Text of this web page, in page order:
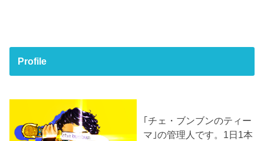
Profile
｢チェ・ブンブンのティー
マ｣の管理人です。1日1本